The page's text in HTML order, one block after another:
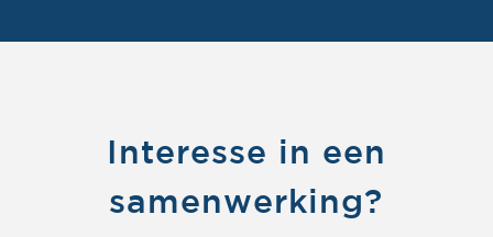
Interesse in een
samenwerking?